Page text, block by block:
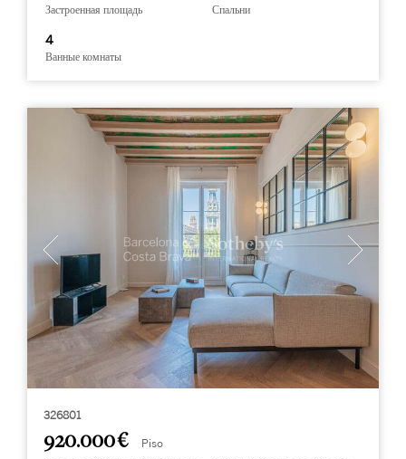
Застроенная площадь Спальни
4
Ванные комнаты
326801
920.000 € Piso